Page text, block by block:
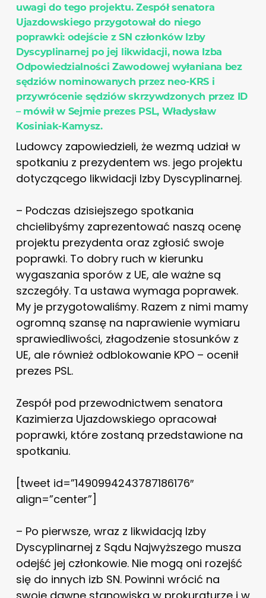
uwagi do tego projektu. Zespół senatora
Ujazdowskiego przygotował do niego
poprawki: odejście z SN członków Izby
Dyscyplinarnej po jej likwidacji, nowa Izba
Odpowiedzialności Zawodowej wyłaniana bez
sędziów nominowanych przez neo-KRS i
przywrócenie sędziów skrzywdzonych przez ID
– mówił w Sejmie prezes PSL, Władysław
Kosiniak-Kamysz.
Ludowcy zapowiedzieli, że wezmą udział w
spotkaniu z prezydentem ws. jego projektu
dotyczącego likwidacji Izby Dyscyplinarnej.
– Podczas dzisiejszego spotkania
chcielibyśmy zaprezentować naszą ocenę
projektu prezydenta oraz zgłosić swoje
poprawki. To dobry ruch w kierunku
wygaszania sporów z UE, ale ważne są
szczegóły. Ta ustawa wymaga poprawek.
My je przygotowaliśmy. Razem z nimi mamy
ogromną szansę na naprawienie wymiaru
sprawiedliwości, złagodzenie stosunków z
UE, ale również odblokowanie KPO – ocenił
prezes PSL.
Zespół pod przewodnictwem senatora
Kazimierza Ujazdowskiego opracował
poprawki, które zostaną przedstawione na
spotkaniu.
[tweet id=”1490994243787186176″
align=”center”]
– Po pierwsze, wraz z likwidacją Izby
Dyscyplinarnej z Sądu Najwyższego musza
odejść jej członkowie. Nie mogą oni rozejść
się do innych izb SN. Powinni wrócić na